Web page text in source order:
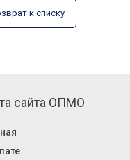
к списку
сайта ОПМО